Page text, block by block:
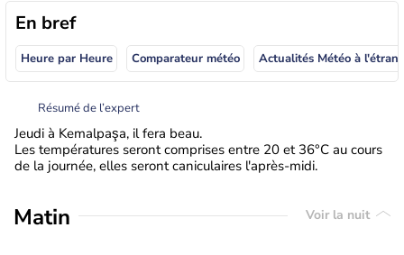
En bref
Heure par Heure Comparateur météo
Résumé de l’expert
Jeudi à Kemalpaşa, il fera beau.
Les températures seront comprises entre 20 et 36°C au cours
de la journée, elles seront caniculaires l'après-midi.
Matin Voir la nuit